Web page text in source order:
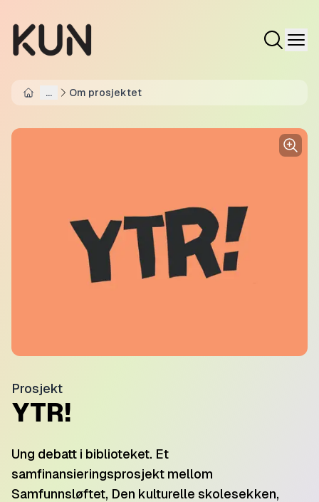
... Om prosjektet
Prosjekt
YTR!
Ung debatt i biblioteket. Et
samfinansieringsprosjekt mellom
Samfunnsløftet, Den kulturelle skolesekken,